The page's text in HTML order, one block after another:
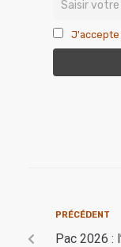
J'accepte
PRÉCÉDENT
Pac 2026 :